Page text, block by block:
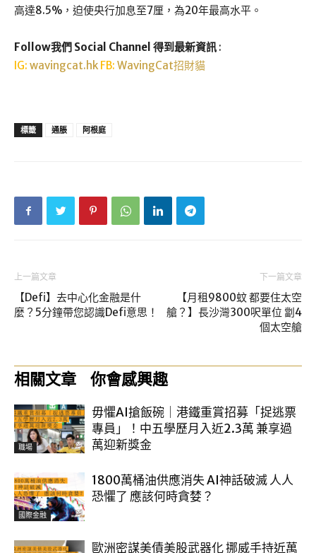
高達8.5%，迫使央行加息至7厘，為20年最高水平。
Follow我們 Social Channel 得到最新資訊 :
IG: wavingcat.hk FB: WavingCat招財貓
標籤 通脹 阿根庭
上一篇文章
【Defi】去中心化金融是什
麼？5分鐘帶您認識Defi意思！
下一篇文章
【月租9800蚊 都要住太空
艙？】長沙灣300呎單位 劏4
個太空艙
相關文章 你會感興趣
職場
毋懼AI搶飯碗｜港鐵重賞招募「捉逃票
專員」！中五學歷月入近2.3萬 兼享過
萬迎新獎金
國際金融
1800萬桶油供應消失 AI神話破滅 人人
恐懼了 應該何時貪婪？
歐洲密謀美債美股武器化 挪威手持近萬